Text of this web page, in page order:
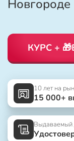
Новгороде
КУРС +
10 лет на
15 000+
Выдаваемый